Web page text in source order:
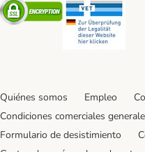
Security
Quiénes somos Empleo
Condiciones comerciales
Formulario de desistimiento